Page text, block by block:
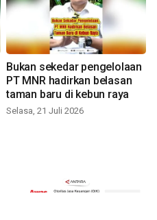
Bukan sekedar pengelolaan
PT MNR hadirkan belasan
taman baru di kebun raya
Selasa, 21 Juli 2026